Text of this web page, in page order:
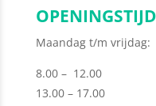
Maandag t/m vrijdag:
8.00 – 12.00
13.00 – 17.00